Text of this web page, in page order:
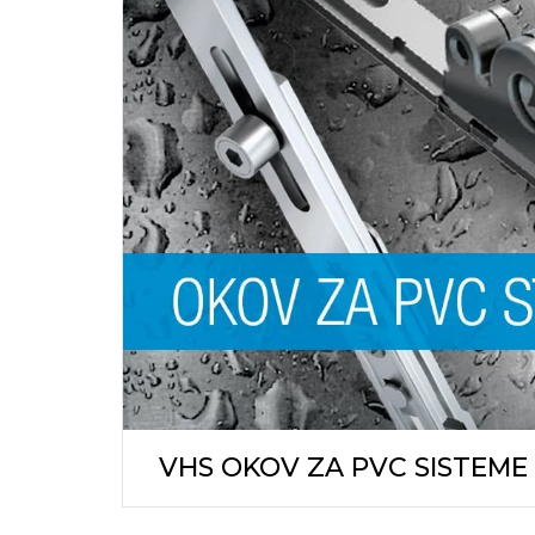
ZIDNE
PODNE
ŠRAFOVI
ALATI I
OSTALO
VHS OKOV ZA PVC SISTEME